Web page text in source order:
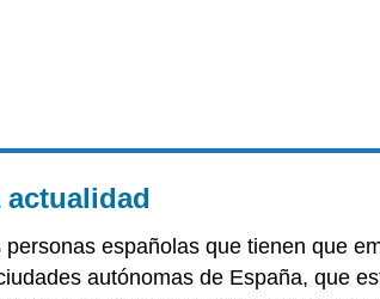
españolas que tienen que
autónomas de España, que